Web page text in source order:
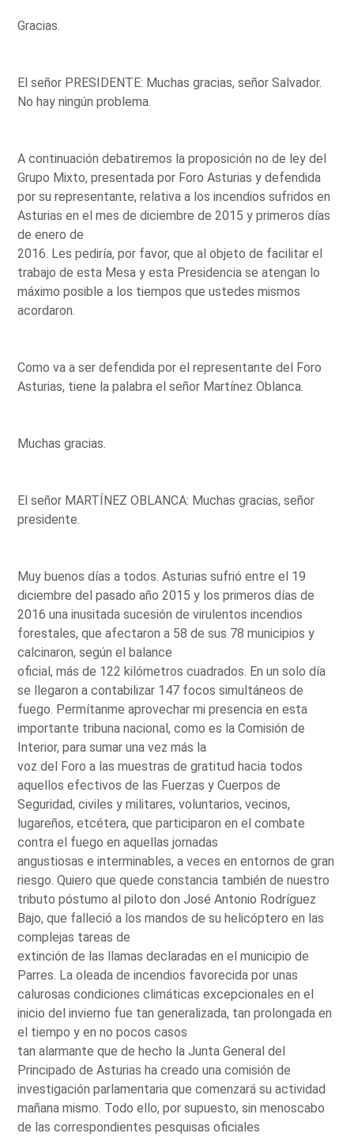
Gracias.
El señor PRESIDENTE: Muchas gracias, señor Salvador.
No hay ningún problema.
A continuación debatiremos la proposición no de ley del
Grupo Mixto, presentada por Foro Asturias y defendida
por su representante, relativa a los incendios sufridos en
Asturias en el mes de diciembre de 2015 y primeros días
de enero de
2016. Les pediría, por favor, que al objeto de facilitar el
trabajo de esta Mesa y esta Presidencia se atengan lo
máximo posible a los tiempos que ustedes mismos
acordaron.
Como va a ser defendida por el representante del Foro
Asturias, tiene la palabra el señor Martínez Oblanca.
Muchas gracias.
El señor MARTÍNEZ OBLANCA: Muchas gracias, señor
presidente.
Muy buenos días a todos. Asturias sufrió entre el 19
diciembre del pasado año 2015 y los primeros días de
2016 una inusitada sucesión de virulentos incendios
forestales, que afectaron a 58 de sus 78 municipios y
calcinaron, según el balance
oficial, más de 122 kilómetros cuadrados. En un solo día
se llegaron a contabilizar 147 focos simultáneos de
fuego. Permítanme aprovechar mi presencia en esta
importante tribuna nacional, como es la Comisión de
Interior, para sumar una vez más la
voz del Foro a las muestras de gratitud hacia todos
aquellos efectivos de las Fuerzas y Cuerpos de
Seguridad, civiles y militares, voluntarios, vecinos,
lugareños, etcétera, que participaron en el combate
contra el fuego en aquellas jornadas
angustiosas e interminables, a veces en entornos de gran
riesgo. Quiero que quede constancia también de nuestro
tributo póstumo al piloto don José Antonio Rodríguez
Bajo, que falleció a los mandos de su helicóptero en las
complejas tareas de
extinción de las llamas declaradas en el municipio de
Parres. La oleada de incendios favorecida por unas
calurosas condiciones climáticas excepcionales en el
inicio del invierno fue tan generalizada, tan prolongada en
el tiempo y en no pocos casos
tan alarmante que de hecho la Junta General del
Principado de Asturias ha creado una comisión de
investigación parlamentaria que comenzará su actividad
mañana mismo. Todo ello, por supuesto, sin menoscabo
de las correspondientes pesquisas oficiales